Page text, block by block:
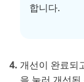
합니다.
개선이 완료되
을 눌러 개선